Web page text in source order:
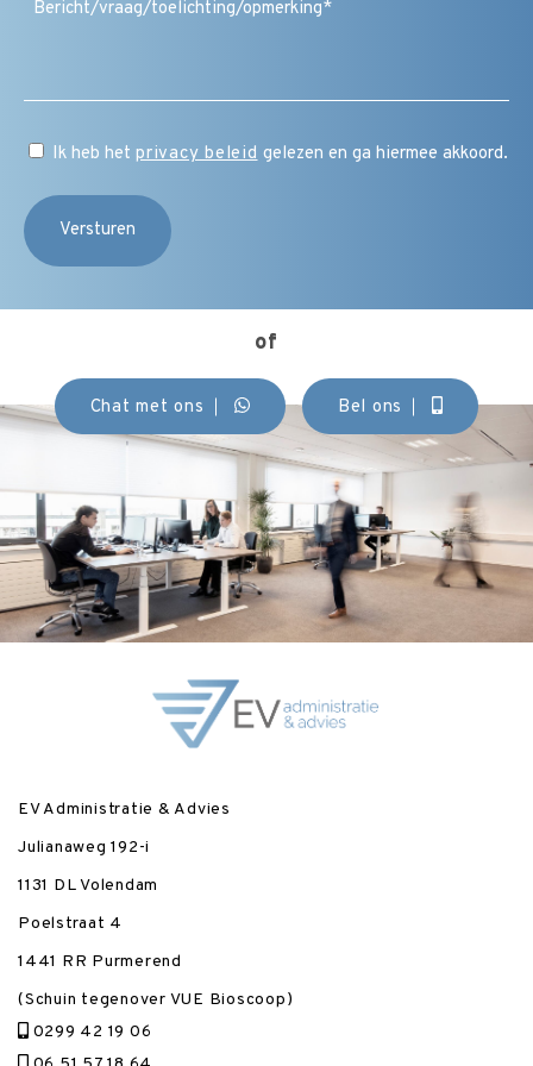
/
opmerking
(Vereist)
Instemming
Ik heb het privacy beleidgelezen en ga hiermee akkoord.
of
Chat met ons Bel ons
EV Administratie & Advies
Julianaweg 192-i
1131 DL Volendam
Poelstraat 4
1441 RR Purmerend
(Schuin tegenover VUE Bioscoop)
0299 42 19 06